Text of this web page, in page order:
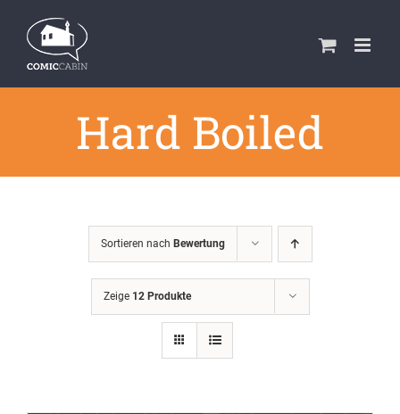
Inhalt
springen
Hard Boiled
Sortieren nach Bewertung
Zeige 12 Produkte